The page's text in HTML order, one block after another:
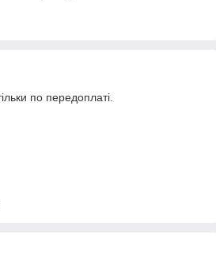
по передоплаті.